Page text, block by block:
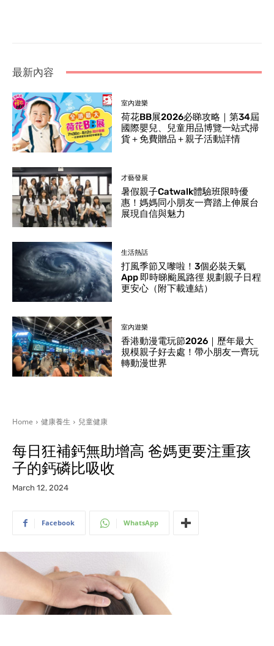
最新內容
室內遊樂
荷花BB展2026必睇攻略｜第34屆
國際嬰兒、兒童用品博覽一站式掃
貨＋免費贈品＋親子活動詳情
才藝發展
暑假親子Catwalk體驗班限時優
惠！媽媽同小朋友一齊踏上伸展台
展現自信與魅力
生活熱話
打風季節又嚟啦！3個必裝天氣
App 即時睇颱風路徑 規劃親子日程
更安心（附下載連結）
室內遊樂
香港動漫電玩節2026｜歷年最大
規模親子好去處！帶小朋友一齊玩
轉動漫世界